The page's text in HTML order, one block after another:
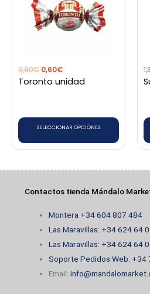
0,80€ 0,60€
Toronto unidad
SELECCIONAR OPCIONES
múltiples
variantes.
se
pueden
en
página
producto
se
en
Contactos tienda Mándalo
Montera +34 604 807 484
Las Maravillas: +34 624 64
Las Maravillas: +34 624 64
Soporte Pedidos Web: +34
Email: